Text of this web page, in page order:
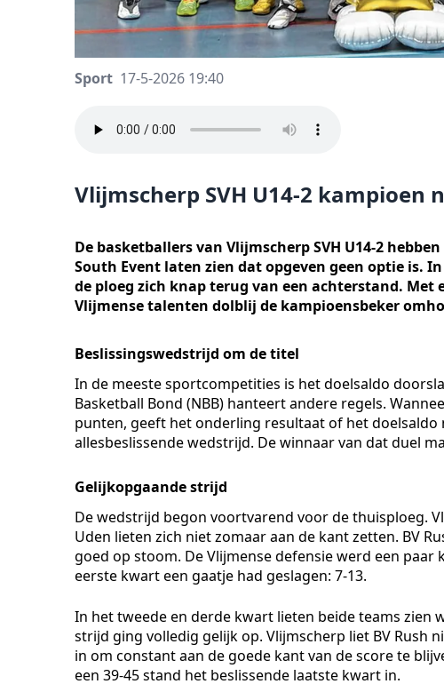
Sport 17-5-2026 19:40
Vlijmscherp SVH U14-2 kampioen
De basketballers van Vlijmscherp SVH U14-2
South Event laten zien dat opgeven geen optie is.
de ploeg zich knap terug van een achterstand.
Vlijmense talenten dolblij de kampioensbeker
Beslissingswedstrijd om de titel
In de meeste sportcompetities is het doelsaldo
Basketball Bond (NBB) hanteert andere regels.
punten, geeft het onderling resultaat of het
allesbeslissende wedstrijd. De winnaar van dat duel
Gelijkopgaande strijd
De wedstrijd begon voortvarend voor de thuisploeg.
Uden lieten zich niet zomaar aan de kant zetten. BV
goed op stoom. De Vlijmense defensie werd een
eerste kwart een gaatje had geslagen: 7-13.
In het tweede en derde kwart lieten beide teams zien
strijd ging volledig gelijk op. Vlijmscherp liet BV Rush
in om constant aan de goede kant van de score te
een 39-45 stand het beslissende laatste kwart in.